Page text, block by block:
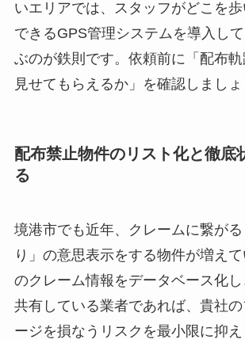
いエリアでは、スタッフがどこを
できるGPS管理システムを導入し
ぶのが鉄則です。依頼前に「配布
見せてもらえるか」を確認しましょ
配布禁止物件のリスト化と徹底
る
境港市でも近年、クレームに繋が
り」の意思表示をする物件が増え
のクレーム情報をデータベース化
共有している業者であれば、貴社
ージを損なうリスクを最小限に抑え